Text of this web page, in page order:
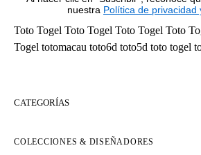
nuestra Política de privacidad
Toto Togel Toto Togel Toto Togel Toto
Togel totomacau toto6d toto5d toto togel
CATEGORÍAS
COLECCIONES & DISEÑADORES